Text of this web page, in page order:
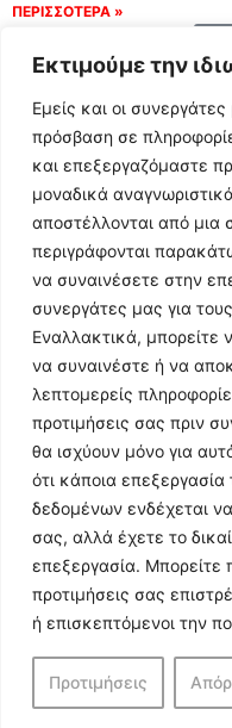
Εκτιμούμε την
Εμείς και οι
πρόσβαση σε
και επεξεργαζόμαστε
μοναδικά
αποστέλλονται από μια
περιγράφονται
να συναινέσετε στην
συνεργάτες μας για
Εναλλακτικά, μπορείτε
να συναινέστε ή να
λεπτομερείς
προτιμήσεις σας πριν
θα ισχύουν μόνο για
ότι κάποια
δεδομένων ενδέχεται
σας, αλλά έχετε το
επεξεργασία. Μπορείτε
προτιμήσεις σας
ή επισκεπτόμενοι την
Προτιμήσεις
ΠΕΡΙΣΣΟΤΕΡΑ »
© 2024
Η ιστοσελίδα
ηλεκτρονικό Μητρώο
και Ενημέρωσης